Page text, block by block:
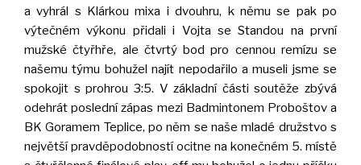
a vyhrál s Klárkou mixa i dvouhru, k němu se pak po
výtečném výkonu přidali i Vojta se Standou na první
mužské čtyřhře, ale čtvrtý bod pro cennou remízu se
našemu týmu bohužel najít nepodařilo a museli jsme se
spokojit s prohrou 3:5. V základní části soutěže zbývá
odehrát poslední zápas mezi Badmintonem Proboštov a
BK Goramem Teplice, po něm se naše mladé družstvo s
největší pravděpodobností ocitne na konečném 5. místě